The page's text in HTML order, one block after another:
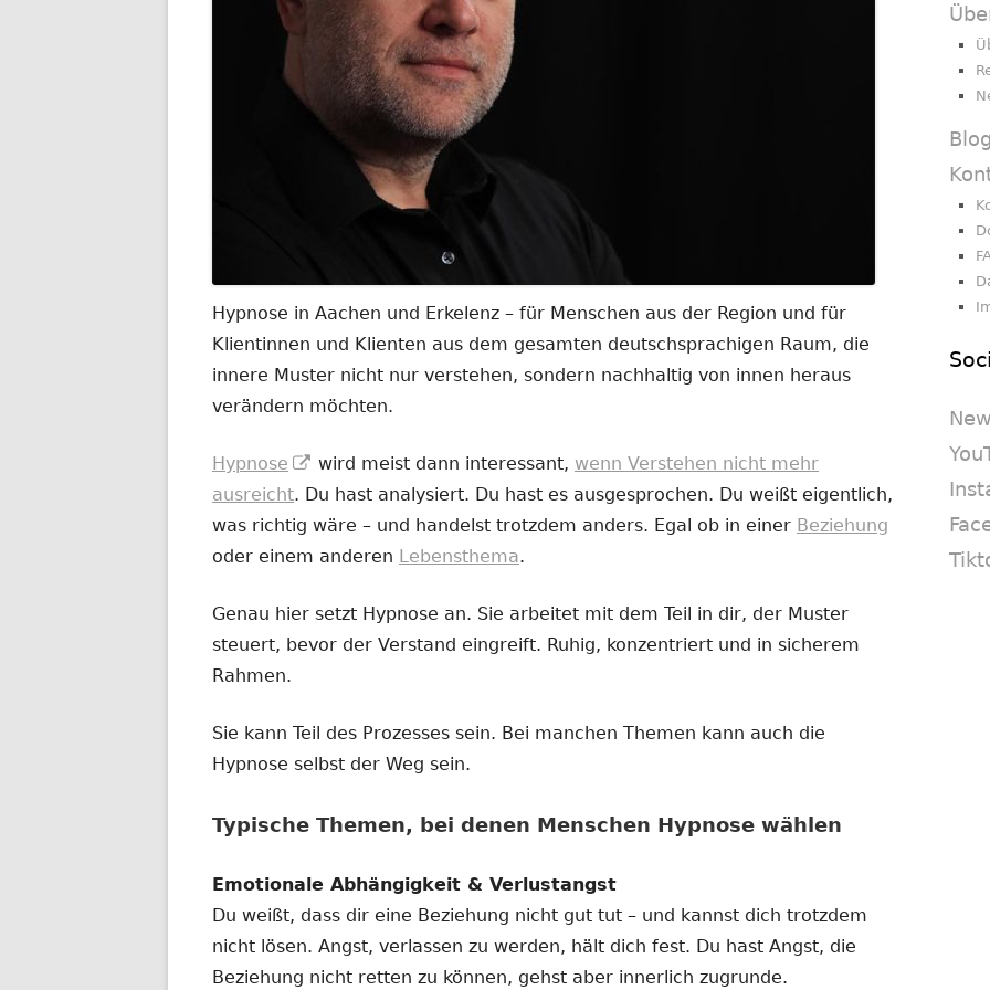
Hypnose in Aachen und Erkelenz – für Menschen aus der Region und für
Klientinnen und Klienten aus dem gesamten deutschsprachigen Raum, die
innere Muster nicht nur verstehen, sondern nachhaltig von innen heraus
verändern möchten.
Hypnose
In
neuem
Fenster
öffnen
wird meist dann interessant, wenn Verstehen nicht mehr
ausreicht. Du hast analysiert. Du hast es ausgesprochen. Du weißt eigentlich,
was richtig wäre – und handelst trotzdem anders. Egal ob in einer Beziehung
oder einem anderen Lebensthema.
Genau hier setzt Hypnose an. Sie arbeitet mit dem Teil in dir, der Muster
steuert, bevor der Verstand eingreift. Ruhig, konzentriert und in sicherem
Rahmen.
Sie kann Teil des Prozesses sein. Bei manchen Themen kann auch die
Hypnose selbst der Weg sein.
Typische Themen, bei denen Menschen Hypnose wählen
Emotionale Abhängigkeit & Verlustangst
Du weißt, dass dir eine Beziehung nicht gut tut – und kannst dich trotzdem
nicht lösen. Angst, verlassen zu werden, hält dich fest. Du hast Angst, die
Beziehung nicht retten zu können, gehst aber innerlich zugrunde.
Blog